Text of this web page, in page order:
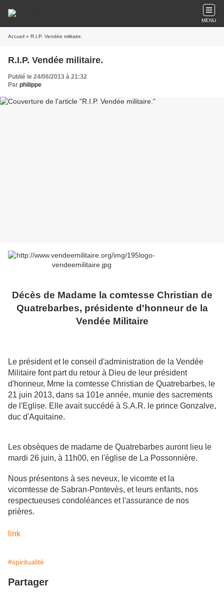
MENU
Accueil » R.I.P. Vendée militaire.
R.I.P. Vendée militaire.
Publié le 24/06/2013 à 21:32
Par philippe
Décès de Madame la comtesse Christian de
Quatrebarbes, présidente d'honneur de la
Vendée Militaire
Le président et le conseil d'administration de la Vendée
Militaire font part du retour à Dieu de leur président
d'honneur, Mme la comtesse Christian de Quatrebarbes, le
21 juin 2013, dans sa 101e année, munie des sacrements
de l'Eglise. Elle avait succédé à S.A.R. le prince Gonzalve,
duc d'Aquitaine.
Les obsèques de madame de Quatrebarbes auront lieu le
mardi 26 juin, à 11h00, en l'église de La Possonnière.
Nous présentons à ses neveux, le vicomte et la
vicomtesse de Sabran-Pontevès, et leurs enfants, nos
respectueuses condoléances et l'assurance de nos
prières.
link
#spiritualité
Partager